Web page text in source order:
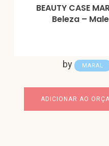
BEAUTY CASE
Beleza –
by MARAL
ADICIONAR AO